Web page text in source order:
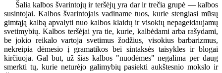
Šalia kalbos švarintojų ir teršėjų yra dar ir trečia grupė — kalbos
susintojai. Kalbos švarintojais vadiname tuos, kurie stengiasi mūsų
gimtąją kalbą apvalyti nuo kalbos klaidų ir visokių nepageidaujamų
svetimybių. Kalbos teršėjai yra tie, kurie, kalbėdami arba rašydami,
be jokio reikalo vartoja svetimus žodžius, visokius barbarizmus,
nekreipia dėmesio į gramatikos bei sintaksės taisykles ir blogai
kirčiuoja. Gal būt, už šias kalbos "nuodėmes" negalima per daug
smerkti tų, kurie neturėjo galimybių pasiekti aukštesnio mokslo ir